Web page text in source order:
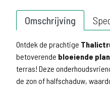
Omschrijving
Ontdek de prachtige
betoverende bloeiende
terras! Deze
de zon of halfschaduw,